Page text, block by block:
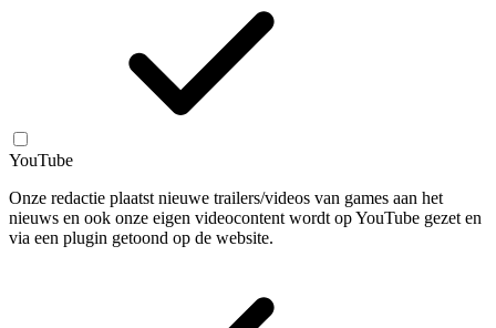
YouTube
Onze redactie plaatst nieuwe trailers/videos van games aan het
nieuws en ook onze eigen videocontent wordt op YouTube gezet en
via een plugin getoond op de website.